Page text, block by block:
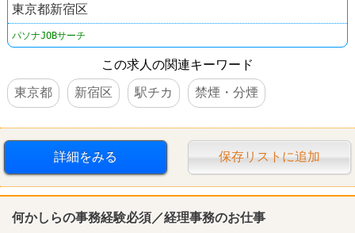
東京都新宿区
パソナJOBサーチ
この求人の関連キーワード
東京都
新宿区 駅チカ 禁煙・分煙
詳細をみる 保存リストに追加
何かしらの事務経験必須／経理事務のお仕事